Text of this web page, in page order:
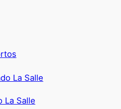
La Salle